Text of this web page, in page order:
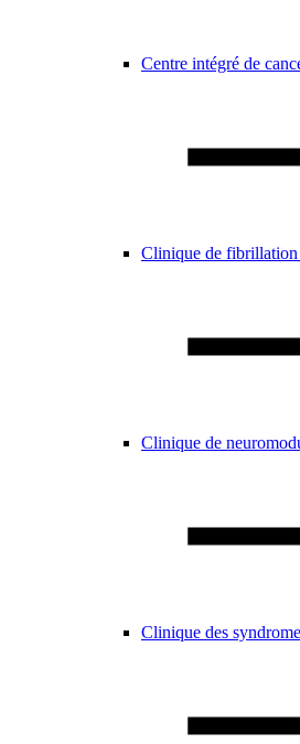
Centre intégré de
Clinique de
Clinique de
Clinique des